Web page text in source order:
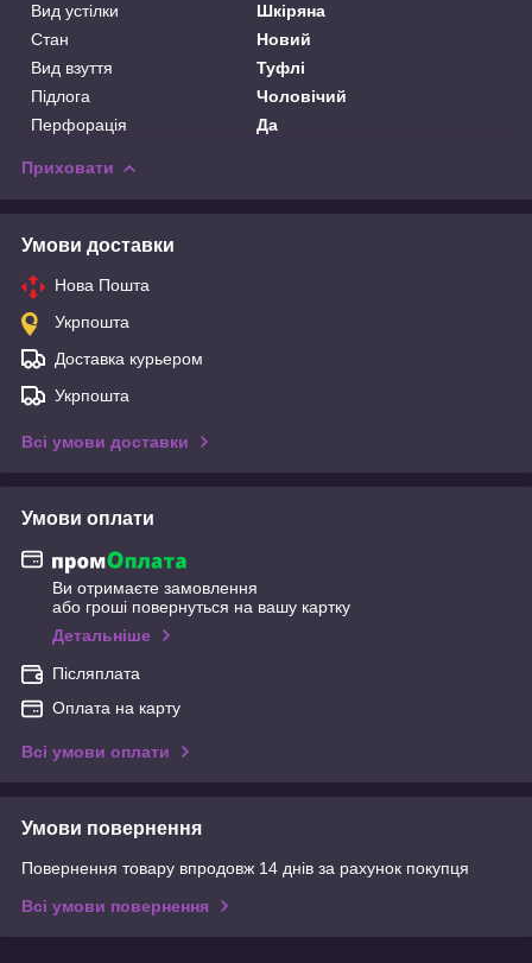
Вид устілки
Шкіряна
Стан
Новий
Вид взуття
Туфлі
Підлога
Чоловічий
Перфорація
Да
Приховати
Умови доставки
Нова Пошта
Укрпошта
Доставка курьером
Укрпошта
Всі умови доставки
Умови оплати
Ви отримаєте замовлення
або гроші повернуться на вашу картку
Детальніше
Післяплата
Оплата на карту
Всі умови оплати
Умови повернення
Повернення товару впродовж 14 днів за рахунок покупця
Всі умови повернення